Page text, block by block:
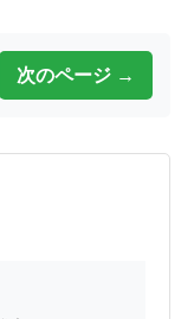
次のページ →